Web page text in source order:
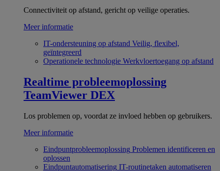
Connectiviteit op afstand, gericht op veilige operaties.
Meer informatie
IT-ondersteuning op afstand Veilig, flexibel,
geïntegreerd
Operationele technologie Werkvloertoegang op afstand
Realtime probleemoplossing
TeamViewer DEX
Los problemen op, voordat ze invloed hebben op gebruikers.
Meer informatie
Eindpuntprobleemoplossing Problemen identificeren en
oplossen
Eindpuntautomatisering IT-routinetaken automatiseren